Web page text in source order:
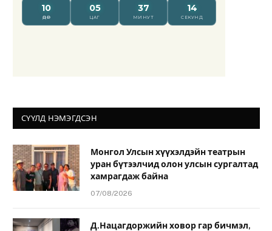
СҮҮЛД НЭМЭГДСЭН
Монгол Улсын хүүхэлдэйн театрын
уран бүтээлчид олон улсын сургалтад
хамрагдаж байна
07/08/2026
Д.Нацагдоржийн ховор гар бичмэл,